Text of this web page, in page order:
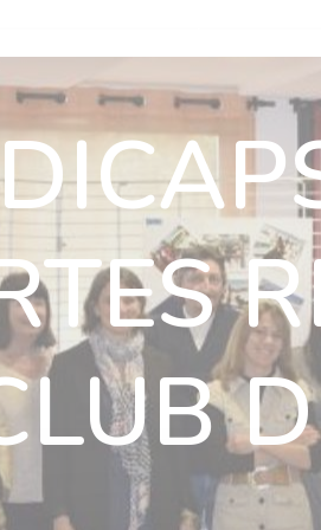
Nous rejoindre Nous soutenir Ils